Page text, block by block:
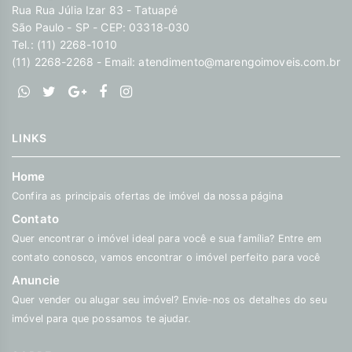
Rua Rua Júlia Izar 83 - Tatuapé
São Paulo - SP - CEP: 03318-030
Tel.: (11) 2268-1010
(11) 2268-2268 - Email: atendimento@marengoimoveis.com.br
LINKS
Home
Confira as principais ofertas de imóvel da nossa página
Contato
Quer encontrar o imóvel ideal para você e sua família? Entre em
contato conosco, vamos encontrar o imóvel perfeito para você
Anuncie
Quer vender ou alugar seu imóvel? Envie-nos os detalhes do seu
imóvel para que possamos te ajudar.